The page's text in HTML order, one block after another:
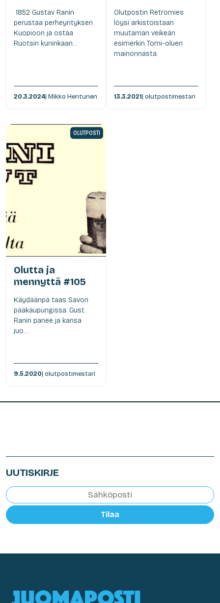
1852 Gustav Ranin
perustaa perheyrityksen
Kuopioon ja ostaa
Ruotsin kuninkaan...
20.3.2024| Mikko Hentunen
Olutpostin Retromies
löysi arkistoistaan
muutaman veikeän
esimerkin Torni-oluen
mainonnasta.
13.3.2021| olutpostimestari
OLUTPOSTI
Olutta ja
mennyttä #105
Käydäänpä taas Savon
pääkaupungissa. Gust.
Ranin panee ja kansa
juo....
9.5.2020| olutpostimestari
UUTISKIRJE
Tilaa